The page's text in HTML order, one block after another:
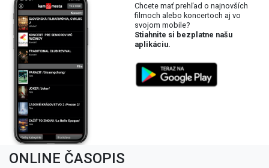
Chcete mať prehľad o najnovších
filmoch alebo koncertoch aj vo
svojom mobile?
Stiahnite si bezplatne našu
aplikáciu.
ONLINE ČASOPIS